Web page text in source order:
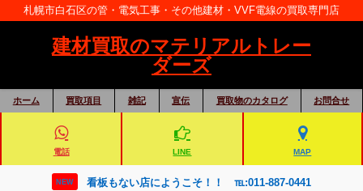
札幌市白石区の管・電気工事・その他建材・VVF電線の買取専門店
建材買取のマテリアルトレー
ダーズ
ホーム 買取項目 雑記 宣伝 買取物のカタログ お問合せ
電話 LINE MAP
NEW 看板もない店にようこそ！！ ℡:011-887-0441